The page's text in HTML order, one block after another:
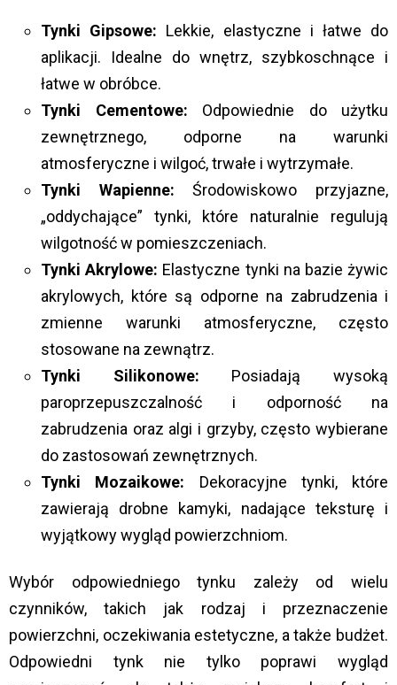
Tynki Gipsowe: Lekkie, elastyczne i łatwe do
aplikacji. Idealne do wnętrz, szybkoschnące i
łatwe w obróbce.
Tynki Cementowe: Odpowiednie do użytku
zewnętrznego, odporne na warunki
atmosferyczne i wilgoć, trwałe i wytrzymałe.
Tynki Wapienne: Środowiskowo przyjazne,
„oddychające” tynki, które naturalnie regulują
wilgotność w pomieszczeniach.
Tynki Akrylowe: Elastyczne tynki na bazie żywic
akrylowych, które są odporne na zabrudzenia i
zmienne warunki atmosferyczne, często
stosowane na zewnątrz.
Tynki Silikonowe: Posiadają wysoką
paroprzepuszczalność i odporność na
zabrudzenia oraz algi i grzyby, często wybierane
do zastosowań zewnętrznych.
Tynki Mozaikowe: Dekoracyjne tynki, które
zawierają drobne kamyki, nadające teksturę i
wyjątkowy wygląd powierzchniom.
Wybór odpowiedniego tynku zależy od wielu
czynników, takich jak rodzaj i przeznaczenie
powierzchni, oczekiwania estetyczne, a także budżet.
Odpowiedni tynk nie tylko poprawi wygląd